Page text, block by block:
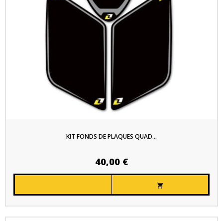
KIT FONDS DE PLAQUES QUAD...
40,00 €
